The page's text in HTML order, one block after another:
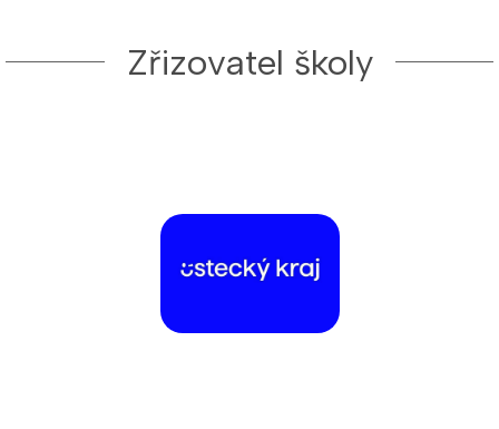
Zřizovatel školy